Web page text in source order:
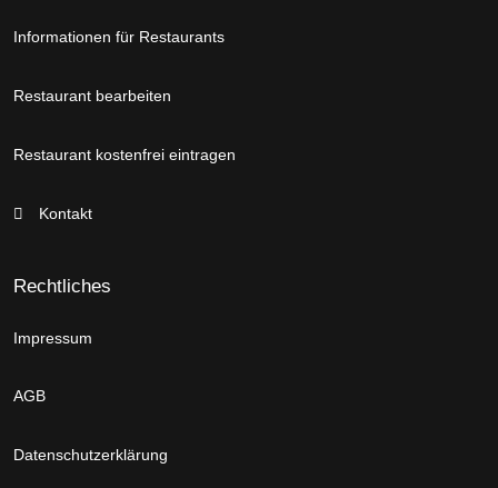
Informationen für Restaurants
Restaurant bearbeiten
Restaurant kostenfrei eintragen
Kontakt
Rechtliches
Impressum
AGB
Datenschutzerklärung